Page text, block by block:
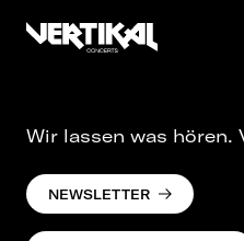
Wir lassen was hören.
NEWSLETTER